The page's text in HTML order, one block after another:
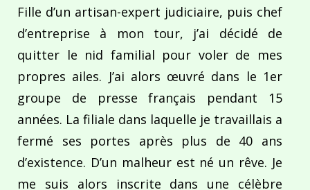
Fille d’un artisan-expert judiciaire, puis chef
d’entreprise à mon tour, j’ai décidé de
quitter le nid familial pour voler de mes
propres ailes. J’ai alors œuvré dans le 1er
groupe de presse français pendant 15
années. La filiale dans laquelle je travaillais a
fermé ses portes après plus de 40 ans
d’existence. D’un malheur est né un rêve. Je
me suis alors inscrite dans une célèbre